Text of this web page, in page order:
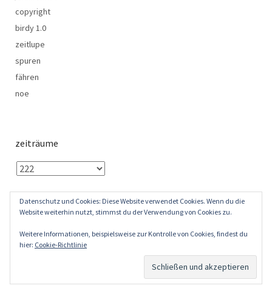
copyright
birdy 1.0
zeitlupe
spuren
fähren
noe
zeiträume
particles 3,550
wörter 809,978
Datenschutz und Cookies: Diese Website verwendet Cookies. Wenn du die
Website weiterhin nutzt, stimmst du der Verwendung von Cookies zu.
Weitere Informationen, beispielsweise zur Kontrolle von Cookies, findest du
hier: Cookie-Richtlinie